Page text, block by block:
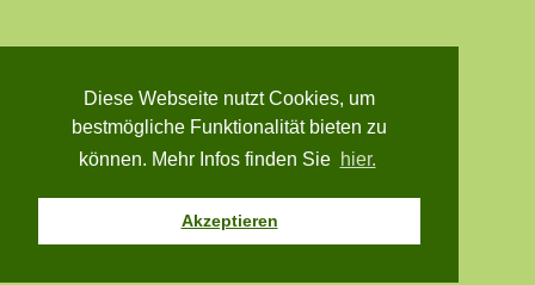
Diese Webseite nutzt Cookies, um
bestmögliche Funktionalität bieten zu
können. Mehr Infos finden Sie hier.
Akzeptieren